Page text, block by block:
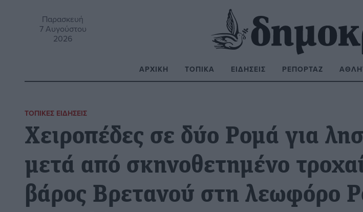
Παρασκευή
7 Αυγούστου
2026
ΑΡΧΙΚΉ ΤΟΠΙΚΆ ΕΙΔΉΣΕΙΣ ΡΕΠΟΡΤΆΖ
ΤΟΠΙΚΈΣ ΕΙΔΉΣΕΙΣ
Χειροπέδες σε δύο Ρομά για
μετά από σκηνοθετημένο
βάρος Βρετανού στη λεωφόρο